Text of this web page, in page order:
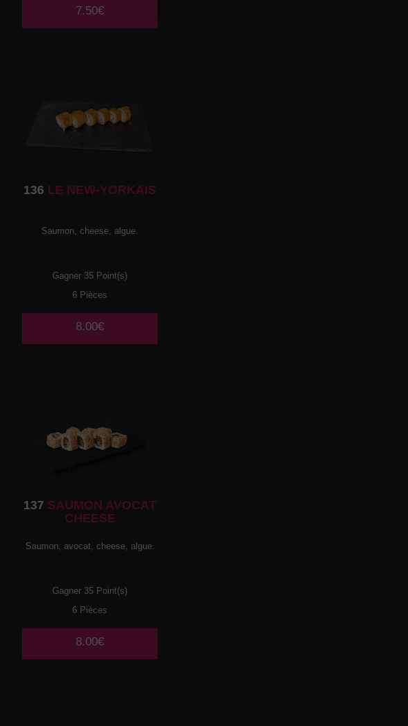
7.50€
136 LE NEW-YORKAIS
Saumon, cheese, algue.
Gagner 35 Point(s)
6 Pièces
8.00€
137 SAUMON AVOCAT
CHEESE
Saumon, avocat, cheese, algue.
Gagner 35 Point(s)
6 Pièces
8.00€